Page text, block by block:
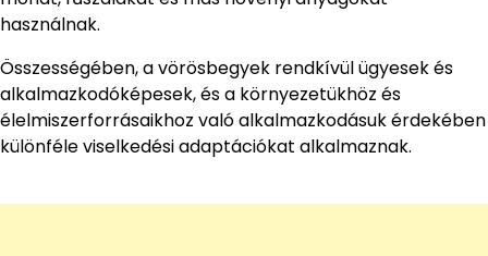
használnak.
Összességében, a vörösbegyek rendkívül ügyesek és
alkalmazkodóképesek, és a környezetükhöz és
élelmiszerforrásaikhoz való alkalmazkodásuk érdekében
különféle viselkedési adaptációkat alkalmaznak.